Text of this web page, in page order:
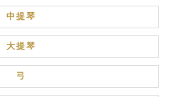
中提琴
大提琴
弓